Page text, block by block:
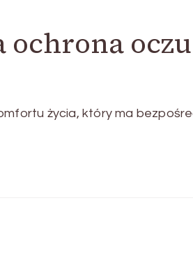
ochrona oczu
życia, który ma